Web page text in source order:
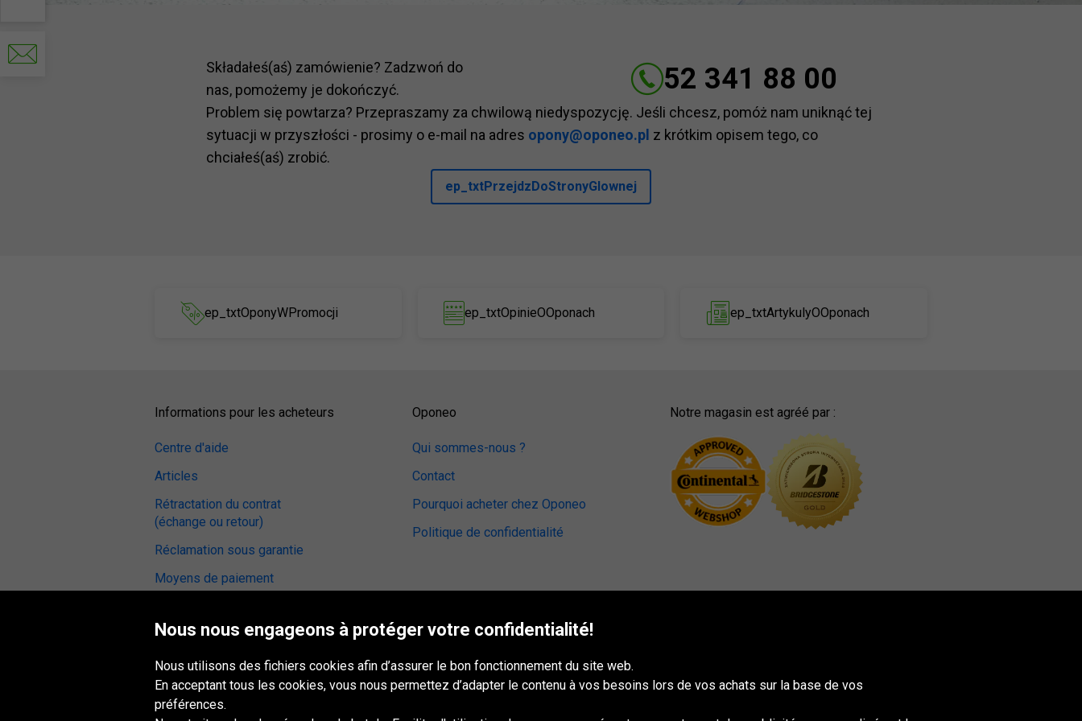
Składałeś(aś) zamówienie? Zadzwoń do
nas, pomożemy je dokończyć.
52 341 88 00
Problem się powtarza? Przepraszamy za chwilową niedyspozycję. Jeśli chcesz, pomóż nam uniknąć tej
sytuacji w przyszłości - prosimy o e-mail na adres opony@oponeo.pl z krótkim opisem tego, co
chciałeś(aś) zrobić.
ep_txtPrzejdzDoStronyGlownej
ep_txtOponyWPromocji ep_txtOpinieOOponach ep_txtArtykulyOOponach
Informations pour les acheteurs
Centre d'aide
Articles
Rétractation du contrat
(échange ou retour)
Réclamation sous garantie
Moyens de paiement
Avis sur les pneus
Station de montage
Accessibilité numérique
Oponeo
Qui sommes-nous ?
Contact
Pourquoi acheter chez Oponeo
Politique de confidentialité
Notre magasin est agréé par :
Nous nous engageons à protéger votre confidentialité!
Nous utilisons des fichiers cookies afin d’assurer le bon fonctionnement du site web.
En acceptant tous les cookies, vous nous permettez d’adapter le contenu à vos besoins lors de vos achats sur la base de vos
préférences.